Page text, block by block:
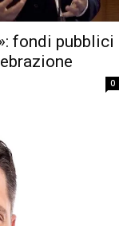
fondi pubblici
0